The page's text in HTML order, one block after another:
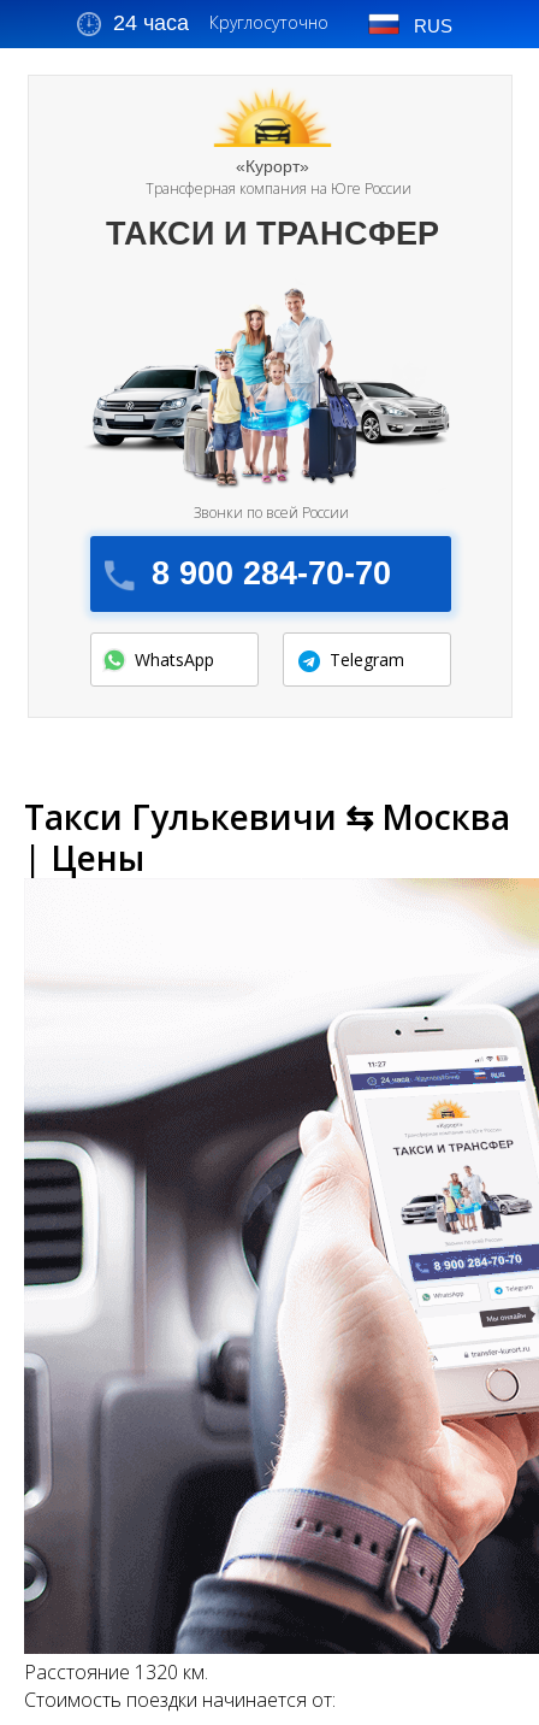
24 часа Круглосуточно RUS
«Курорт»
Трансферная компания на Юге России
8 900 284-70-70
Звонки по всей России
ТАКСИ И ТРАНСФЕР
WhatsApp Telegram
Такси Гулькевичи ⇆ Москва
| Цены
Расстояние 1320 км.
Стоимость поездки начинается от: